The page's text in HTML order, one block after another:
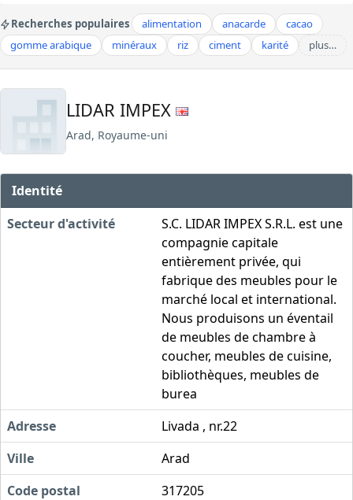
Recherches populaires alimentation anacarde
cacao
gomme arabique
minéraux riz ciment karité plus…
LIDAR IMPEX
Arad, Royaume-uni
Identité
Secteur d'activité
S.C. LIDAR IMPEX S.R.L. est une
compagnie capitale
entièrement privée, qui
fabrique des meubles pour le
marché local et international.
Nous produisons un éventail
de meubles de chambre à
coucher, meubles de cuisine,
bibliothèques, meubles de
burea
Adresse
Livada , nr.22
Ville
Arad
Code postal
317205